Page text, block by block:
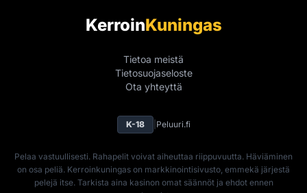
KerroinKuningas
Tietoa meistä
Tietosuojaseloste
Ota yhteyttä
K-18 Peluuri.fi
Pelaa vastuullisesti. Rahapelit voivat aiheuttaa riippuvuutta. Häviäminen
on osa peliä. Kerroinkuningas on markkinointisivusto, emmekä järjestä
pelejä itse. Tarkista aina kasinon omat säännöt ja ehdot ennen